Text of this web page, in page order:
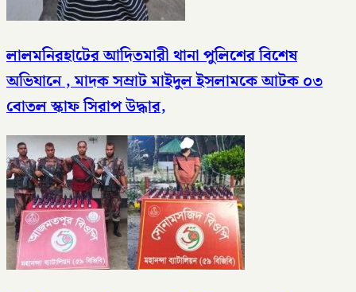
লালমনিরহাটের আদিতমারী থানা পুলিশের বিশেষ
অভিযানে , মাদক সম্রাট মাইদুল ইসলামকে আটক ০৩
বোতল স্কাফ সিরাপ উদ্ধার,